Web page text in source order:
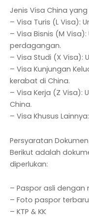
Jenis Visa China yang
– Visa Turis (L Visa):
– Visa Bisnis (M
perdagangan.
– Visa Studi (X Visa):
– Visa Kunjungan
kerabat di China.
– Visa Kerja (Z Visa):
China.
– Visa Khusus
Persyaratan Dokumen
Berikut adalah
diperlukan:
– Paspor asli dengan
– Foto paspor
– KTP & KK